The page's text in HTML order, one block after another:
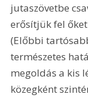
jutaszövetbe
erősítjük fel
(Előbbi
természetes
megoldás a kis
közegként